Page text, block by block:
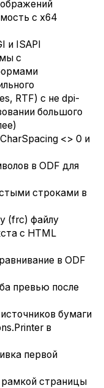
с x64
и ISAPI
с
RTF) c не dpi-
большого
<> 0 и
в ODF для
строками в
(frc) файлу
с HTML
в ODF
превью после
бумаги
в
первой
страницы